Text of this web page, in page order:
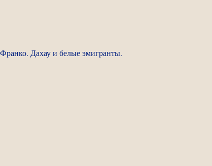
Дахау и белые эмигранты.